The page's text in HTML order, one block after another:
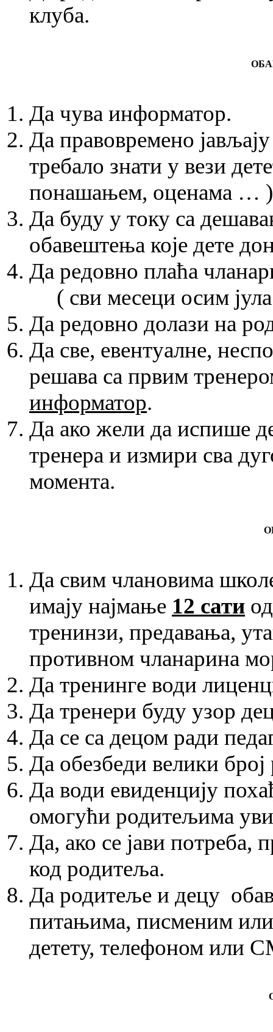
клуба.
Да чува информатор.
Да правовремено
требало знати у вези
понашањем, оценама …
Да буду у току са
обавештења које дете
Да редовно плаћа
( сви месеци осим јула
Да редовно долази на
Да све, евентуалне,
решава са првим
информатор.
Да ако жели да испише
тренера и измири сва
момента.
Да свим члановима
имају најмање 12 сати
тренинзи, предавања,
противном чланарина
Да тренинге води
Да тренери буду узор
Да се са децом ради
Да обезбеди велики број
Да води евиденцију
омогући родитељима
Да, ако се јави потреба,
код родитеља.
Да родитеље и децу
питањима, писменим
детету, телефоном или